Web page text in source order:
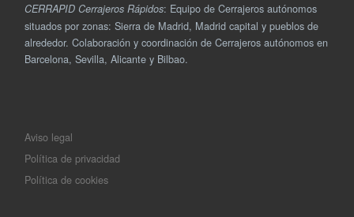
CERRAPID Cerrajeros Rápidos: Equipo de Cerrajeros autónomos
situados por zonas: Sierra de Madrid, Madrid capital y pueblos de
alrededor. Colaboración y coordinación de Cerrajeros autónomos en
Barcelona, Sevilla, Alicante y Bilbao.
Aviso legal
Política de privacidad
Política de cookies